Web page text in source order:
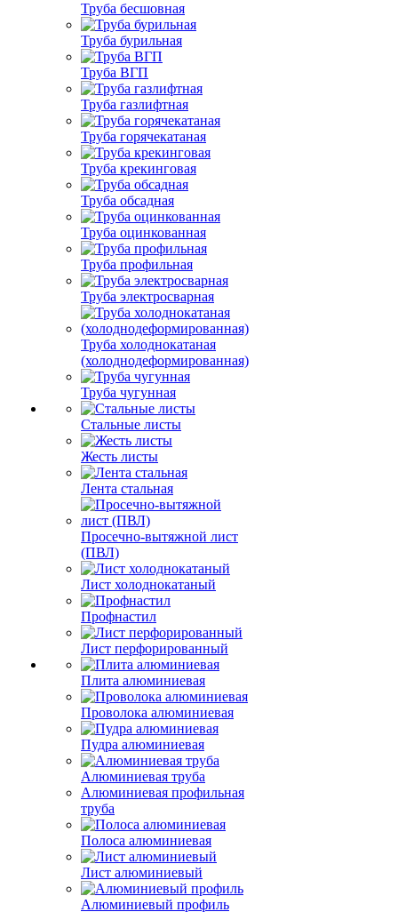
Труба бесшовная
Труба бурильная
Труба ВГП
Труба газлифтная
Труба горячекатаная
Труба крекинговая
Труба обсадная
Труба оцинкованная
Труба профильная
Труба электросварная
Труба холоднокатаная
(холоднодеформированная)
Труба чугунная
Стальные листы
Жесть листы
Лента стальная
Просечно-вытяжной лист
(ПВЛ)
Лист холоднокатаный
Профнастил
Лист перфорированный
Плита алюминиевая
Проволока алюминиевая
Пудра алюминиевая
Алюминиевая труба
Алюминиевая профильная
труба
Полоса алюминиевая
Лист алюминиевый
Алюминиевый профиль